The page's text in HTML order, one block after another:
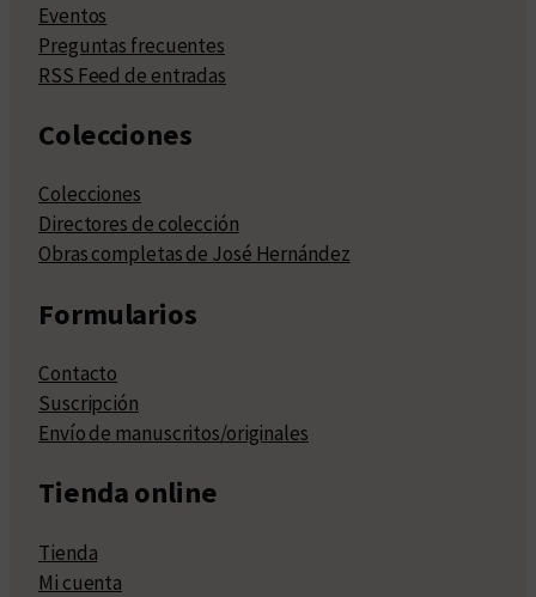
Eventos
Preguntas frecuentes
RSS Feed de entradas
Colecciones
Colecciones
Directores de colección
Obras completas de José Hernández
Formularios
Contacto
Suscripción
Envío de manuscritos/originales
Tienda online
Tienda
Mi cuenta